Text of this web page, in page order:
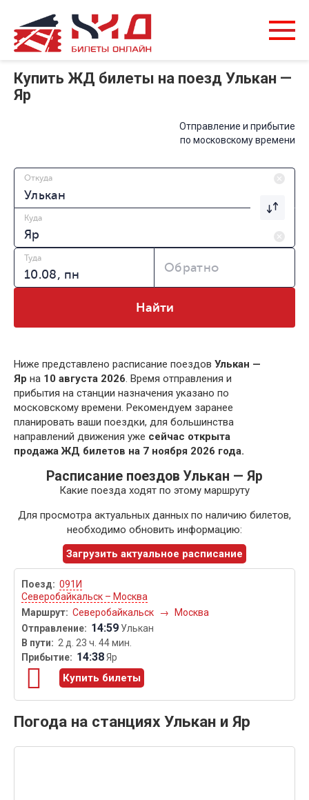
Купить ЖД билеты на поезд Улькан —
Яр
Отправление и прибытие
по московскому времени
Откуда
Куда
Туда
Обратно
Найти
Ниже представлено расписание поездов Улькан —
Яр на 10 августа 2026. Время отправления и
прибытия на станции назначения указано по
московскому времени. Рекомендуем заранее
планировать ваши поездки, для большинства
направлений движения уже сейчас открыта
продажа ЖД билетов на 7 ноября 2026 года.
Расписание поездов Улькан — Яр
Какие поезда ходят по этому маршруту
Для просмотра актуальных данных по наличию билетов,
необходимо обновить информацию:
Загрузить актуальное расписание
091И
Северобайкальск – Москва
Северобайкальск
→ Москва
14:59 Улькан
2 д. 23 ч. 44 мин.
14:38Яр
Купить билеты
Погода на станциях Улькан и Яр